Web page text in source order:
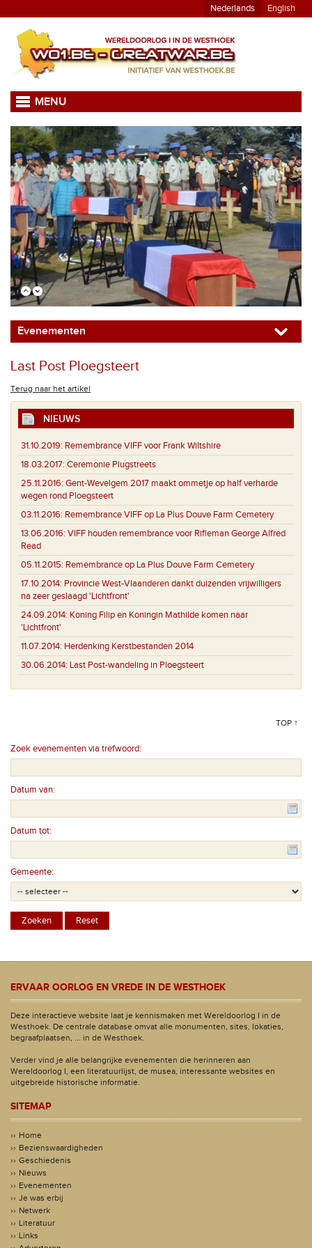
Nederlands English
MENU
Evenementen
Last Post Ploegsteert
Terug naar het artikel
NIEUWS
31.10.2019: Remembrance VIFF voor Frank Wiltshire
18.03.2017: Ceremonie Plugstreets
25.11.2016: Gent-Wevelgem 2017 maakt ommetje op half verharde
wegen rond Ploegsteert
03.11.2016: Remembrance VIFF op La Plus Douve Farm Cemetery
13.06.2016: VIFF houden remembrance voor Rifleman George Alfred
Read
05.11.2015: Remembrance op La Plus Douve Farm Cemetery
17.10.2014: Provincie West-Vlaanderen dankt duizenden vrijwilligers
na zeer geslaagd 'Lichtfront'
24.09.2014: Koning Filip en Koningin Mathilde komen naar
'Lichtfront'
11.07.2014: Herdenking Kerstbestanden 2014
30.06.2014: Last Post-wandeling in Ploegsteert
TOP ↑
Zoek evenementen via trefwoord:
Datum van:
Datum tot:
Gemeente:
ERVAAR OORLOG EN VREDE IN DE WESTHOEK
Deze interactieve website laat je kennismaken met Wereldoorlog I in de
Westhoek. De centrale database omvat alle monumenten, sites, lokaties,
begraafplaatsen, ... in de Westhoek.
Verder vind je alle belangrijke evenementen die herinneren aan
Wereldoorlog I, een literatuurlijst, de musea, interessante websites en
uitgebreide historische informatie.
SITEMAP
Home
Bezienswaardigheden
Geschiedenis
Nieuws
Evenementen
Je was erbij
Netwerk
Literatuur
Links